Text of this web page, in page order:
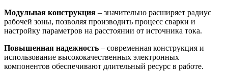
Модульная конструкция – значительно расширяет радиус
рабочей зоны, позволяя производить процесс сварки и
настройку параметров на расстоянии от источника тока.
Повышенная надежность – современная конструкция и
использование высококачественных электронных
компонентов обеспечивают длительный ресурс в работе.